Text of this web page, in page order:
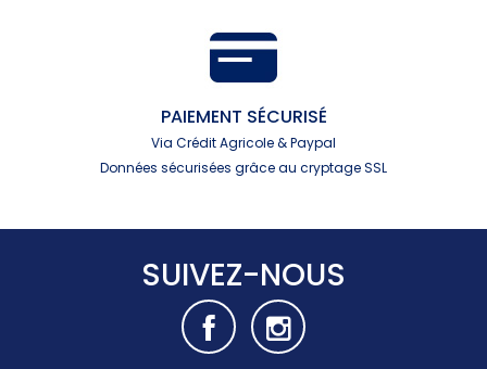
PAIEMENT SÉCURISÉ
Via Crédit Agricole & Paypal
Données sécurisées grâce au cryptage SSL
SUIVEZ-NOUS